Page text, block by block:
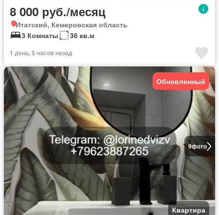
8 000 руб./месяц
Итатский, Кемеровская область
3 Комнаты
36 кв.м
1 день, 5 часов назад
9фото
Обновленный
Квартира